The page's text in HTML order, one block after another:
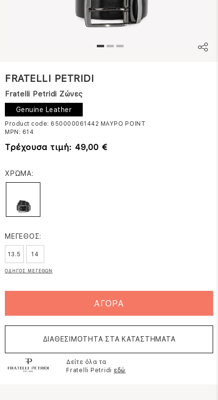
FRATELLI PETRIDI
Fratelli Petridi Ζώνες
Genuine Leather
Product code: 650000061442 ΜΑΥΡΟ POINT
MPN: 614
Τρέχουσα τιμή: 49,00 €
ΧΡΩΜΑ:
ΜΕΓΕΘΟΣ:
13.5 14
ΟΔΗΓΟΣ ΜΕΓΕΘΩΝ
ΑΓΟΡΑ
ΔΙΑΘΕΣΙΜΟΤΗΤΑ ΣΤΑ ΚΑΤΑΣΤΗΜΑΤΑ
Δείτε όλα τα
Fratelli Petridi εδώ